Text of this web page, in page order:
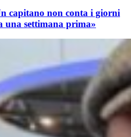
capitano non conta i giorni
una settimana prima»